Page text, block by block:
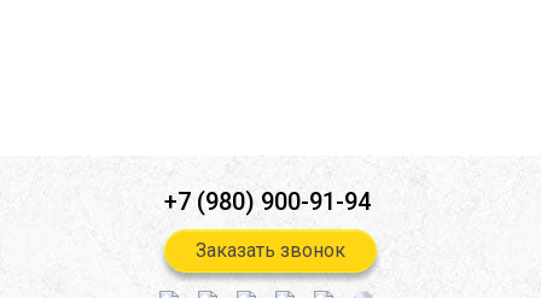
+7 (980) 900-91-94
Заказать звонок